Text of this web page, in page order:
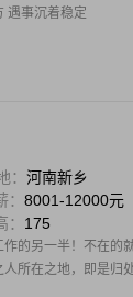
遇事沉着稳定
： 河南新乡
8001-12000元
175
作的另一半！不
所在之地，即是归